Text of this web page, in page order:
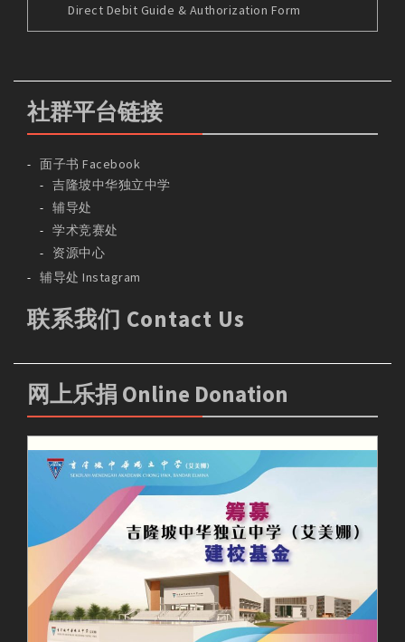
Direct Debit Guide & Authorization Form
社群平台链接
面子书 Facebook
吉隆坡中华独立中学
辅导处
学术竞赛处
资源中心
辅导处 Instagram
联系我们 Contact Us
网上乐捐 Online Donation